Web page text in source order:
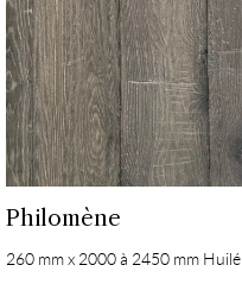
Philomène
260 mm x 2000 à 2450 mm Huilé